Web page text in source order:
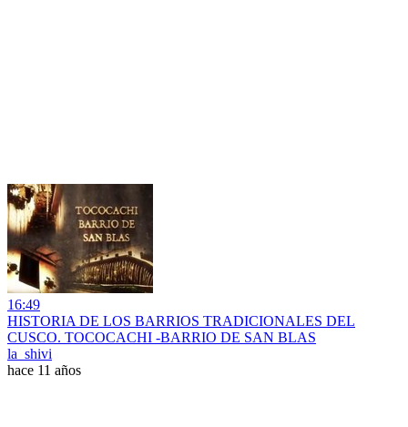
16:49
HISTORIA DE LOS BARRIOS TRADICIONALES DEL
CUSCO. TOCOCACHI -BARRIO DE SAN BLAS
la_shivi
hace 11 años